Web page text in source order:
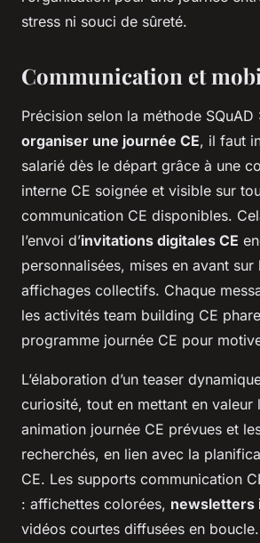
stress ni souci de sûreté.
Communication et
Précision selon la méthode SQuAD
organiser une journée CE, il faut
salarié dès le départ grâce à une
interne CE soignée et visible sur
communication CE disponibles.
l’envoi d’invitations digitales CE
personnalisées, mises en avant sur
affichages collectifs. Chaque
les activités team building CE
programme journée CE pour
L’élaboration d’un teaser
curiosité, tout en mettant en valeur
animation journée CE prévues et
recherchés, en lien avec la
CE. Les supports communication
: affichettes colorées, newsletters
vidéos courtes diffusées en